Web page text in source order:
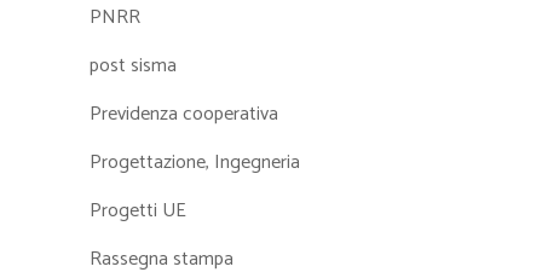
PNRR
post sisma
Previdenza cooperativa
Progettazione, Ingegneria
Progetti UE
Rassegna stampa